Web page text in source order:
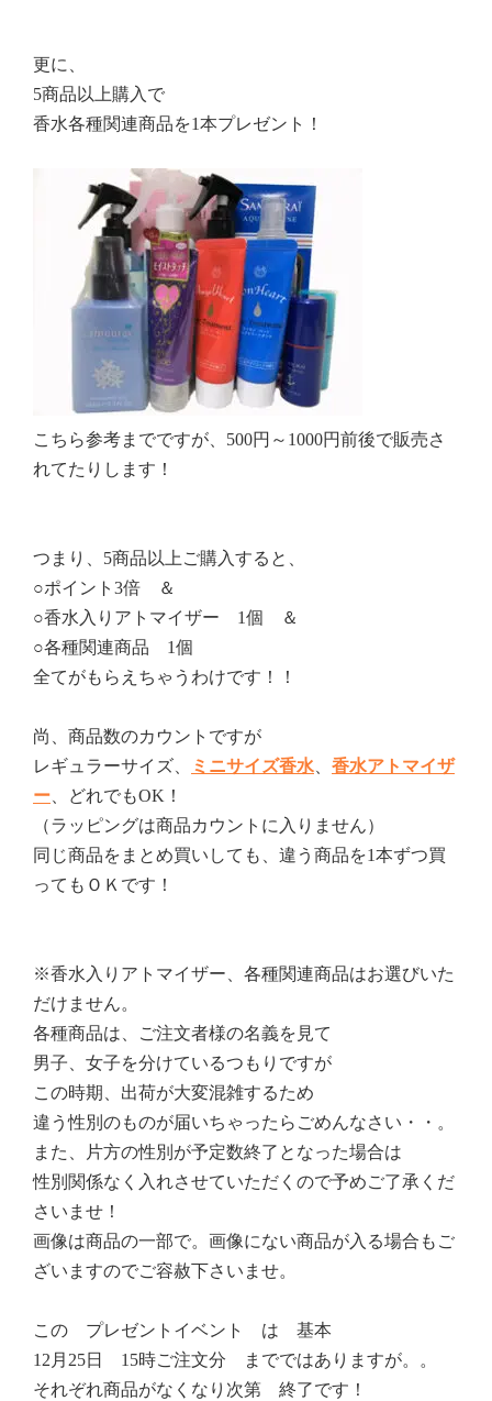
更に、
5商品以上購入で
香水各種関連商品を1本プレゼント！
こちら参考までですが、500円～1000円前後で販売さ
れてたりします！
つまり、5商品以上ご購入すると、
○ポイント3倍 ＆
○香水入りアトマイザー 1個 ＆
○各種関連商品 1個
全てがもらえちゃうわけです！！
尚、商品数のカウントですが
レギュラーサイズ、
ミニサイズ香水
香水アトマイザ
ー 、どれでもOK！
（ラッピングは商品カウントに入りません）
同じ商品をまとめ買いしても、違う商品を1本ずつ買
ってもＯＫです！
※香水入りアトマイザー、各種関連商品はお選びいた
だけません。
各種商品は、ご注文者様の名義を見て
男子、女子を分けているつもりですが
この時期、出荷が大変混雑するため
違う性別のものが届いちゃったらごめんなさい・・。
また、片方の性別が予定数終了となった場合は
性別関係なく入れさせていただくので予めご了承くだ
さいませ！
画像は商品の一部で。画像にない商品が入る場合もご
ざいますのでご容赦下さいませ。
この プレゼントイベント は 基本
12月25日 15時ご注文分 までではありますが。。
それぞれ商品がなくなり次第 終了です！